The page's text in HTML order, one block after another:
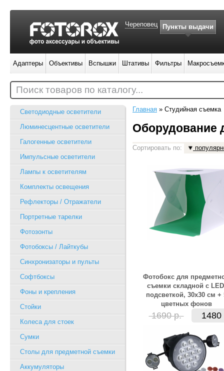
Светодиодные осветители
Люминесцентные осветители
Галогенные осветители
Импульсные осветители
Лампы к осветителям
Комплекты освещения
Рефлекторы / Отражатели
Портретные тарелки
Фотозонты
Фотобоксы / Лайткубы
Синхронизаторы и пульты
Софтбоксы
Фоны и крепления
Стойки
Колеса для стоек
Сумки
Столы для предметной съемки
Аккумуляторы
Главная » Студийная съемка
Оборудование
Сортировать по:
Фотобокс для
съемки складной с
подсветкой, 30x30 см +
цветных фонов
1690 р. 1480
Череповец Пункты выдачи
Адаптеры Объективы Вспышки Штативы Фильтры
Поиск товаров по каталогу...